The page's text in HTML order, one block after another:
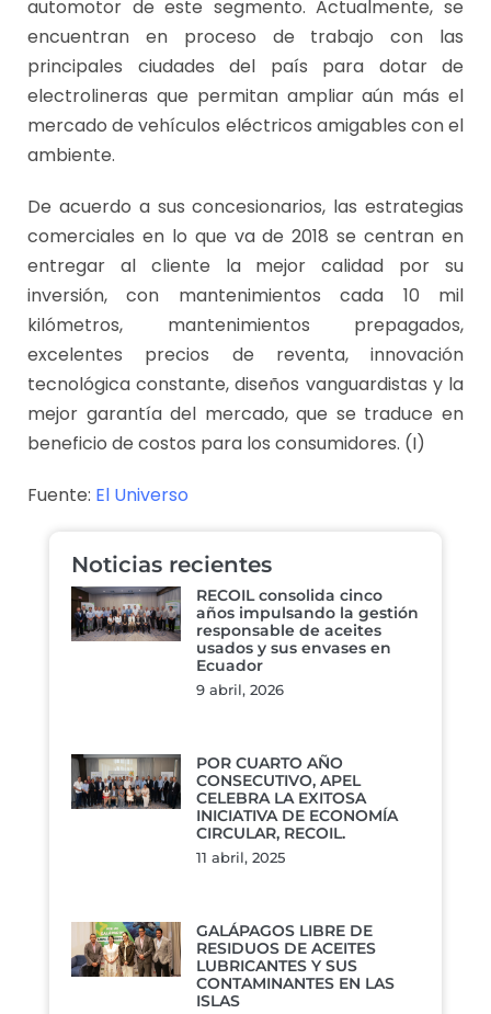
automotor de este segmento. Actualmente, se
encuentran en proceso de trabajo con las
principales ciudades del país para dotar de
electrolineras que permitan ampliar aún más el
mercado de vehículos eléctricos amigables con el
ambiente.
De acuerdo a sus concesionarios, las estrategias
comerciales en lo que va de 2018 se centran en
entregar al cliente la mejor calidad por su
inversión, con mantenimientos cada 10 mil
kilómetros, mantenimientos prepagados,
excelentes precios de reventa, innovación
tecnológica constante, diseños vanguardistas y la
mejor garantía del mercado, que se traduce en
beneficio de costos para los consumidores. (I)
Fuente: El Universo
Noticias recientes
RECOIL consolida cinco
años impulsando la gestión
responsable de aceites
usados y sus envases en
Ecuador
9 abril, 2026
POR CUARTO AÑO
CONSECUTIVO, APEL
CELEBRA LA EXITOSA
INICIATIVA DE ECONOMÍA
CIRCULAR, RECOIL.
11 abril, 2025
GALÁPAGOS LIBRE DE
RESIDUOS DE ACEITES
LUBRICANTES Y SUS
CONTAMINANTES EN LAS
ISLAS